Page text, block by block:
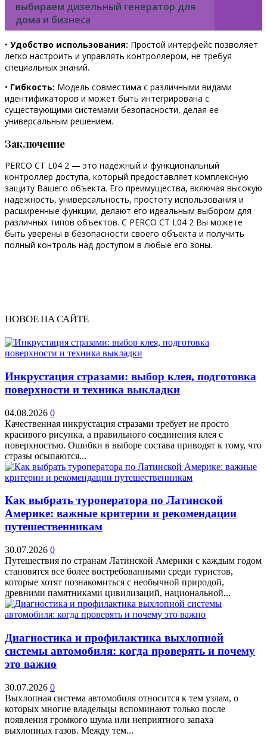
выбираем дизельный генератор для
дома и бизнеса
• Удобство использования: Простой интерфейс позволяет
легко настроить и управлять контроллером, не требуя
специальных знаний.
• Гибкость: Модель совместима с различными видами
идентификаторов и может быть интегрирована с
существующими системами безопасности, делая ее
универсальным решением.
Заключение
PERCO CT L04 2 — это надежный и функциональный
контроллер доступа, который предоставляет комплексную
защиту Вашего объекта. Его преимущества, включая высокую
надежность, универсальность, простоту использования и
расширенные функции, делают его идеальным выбором для
различных типов объектов. С PERCO CT L04 2 Вы можете
быть уверены в безопасности своего объекта и получить
полный контроль над доступом в любые его зоны.
НОВОЕ НА САЙТЕ
Инкрустация стразами: выбор клея, подготовка
поверхности и техника выкладки
04.08.2026 0
Качественная инкрустация стразами требует не просто
красивого рисунка, а правильного соединения клея с
поверхностью. Ошибки в выборе состава приводят к тому, что
стразы осыпаются...
Как выбрать туроператора по Латинской
Америке: важные критерии и рекомендации
путешественникам
30.07.2026 0
Путешествия по странам Латинской Америки с каждым годом
становятся все более востребованными среди туристов,
которые хотят познакомиться с необычной природой,
древними памятниками цивилизаций, национальной...
Диагностика и профилактика выхлопной
системы автомобиля: когда проверять и почему
это важно
30.07.2026 0
Выхлопная система автомобиля относится к тем узлам, о
которых многие владельцы вспоминают только после
появления громкого шума или неприятного запаха
выхлопных газов. Между тем...